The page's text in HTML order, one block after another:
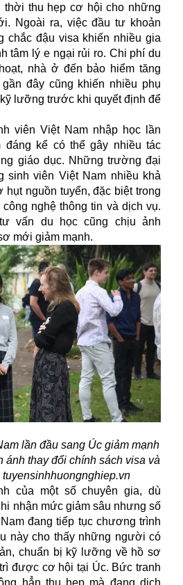
thời thu hẹp cơ hội cho những
Ngoài ra, việc đầu tư khoản
chắc đậu visa khiến nhiều gia
tâm lý e ngại rủi ro. Chi phí du
nhà ở đến bảo hiểm tăng
đây cũng khiến nhiều phụ
lưỡng trước khi quyết định để
viên Việt Nam nhập học lần
đáng kể có thể gây nhiều tác
giáo dục. Những trường đại
sinh viên Việt Nam nhiều khả
hụt nguồn tuyển, đặc biệt trong
nghệ thông tin và dịch vụ.
vấn du học cũng chịu ảnh
mới giảm mạnh.
lần đầu sang Úc giảm mạnh
ánh thay đổi chính sách visa và
tuyensinhhuongnghiep.vn
của một số chuyên gia, dù
nhận mức giảm sâu nhưng số
đang tiếp tục chương trình
này cho thấy những người có
chuẩn bị kỹ lưỡng về hồ sơ
được cơ hội tại Úc. Bức tranh